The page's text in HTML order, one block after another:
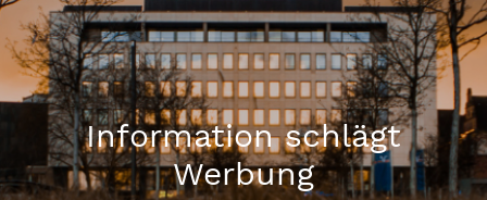
Information schlägt
Werbung